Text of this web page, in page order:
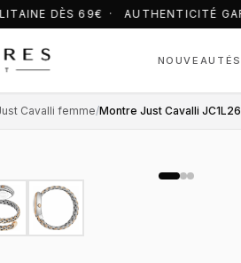
DÈS 69€ · AUTHENTICITÉ
Cavalli femme/